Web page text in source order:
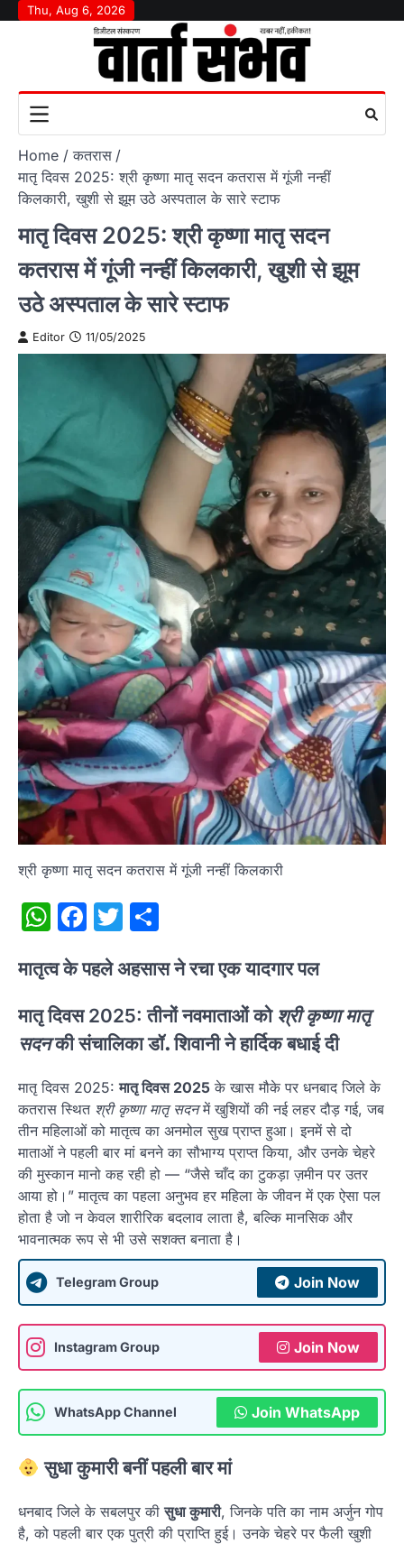
SkipThu, Aug 6, 2026
Home
कतरास
मातृ दिवस 2025: श्री कृष्णा मातृ सदन कतरास में गूंजी नन्हीं
किलकारी, खुशी से झूम उठे अस्पताल के सारे स्टाफ
मातृ दिवस 2025: श्री कृष्णा मातृ सदन
कतरास में गूंजी नन्हीं किलकारी, खुशी से झूम
उठे अस्पताल के सारे स्टाफ
Editor 11/05/2025
श्री कृष्णा मातृ सदन कतरास में गूंजी नन्हीं किलकारी
WhatsApp
Facebook
Twitter
मातृत्व के पहले अहसास ने रचा एक यादगार पल
मातृ दिवस 2025: तीनों नवमाताओं को श्री कृष्णा मातृ
सदनकी संचालिकाडॉ. शिवानीने हार्दिक बधाई दी
मातृ दिवस 2025:मातृ दिवस 2025 के खास मौके पर धनबाद जिले के
कतरास स्थित श्री कृष्णा मातृ सदनमें खुशियों की नई लहर दौड़ गई, जब
तीन महिलाओं को मातृत्व का अनमोल सुख प्राप्त हुआ। इनमें से दो
माताओं ने पहली बार मां बनने का सौभाग्य प्राप्त किया, और उनके चेहरे
की मुस्कान मानो कह रही हो — “जैसे चाँद का टुकड़ा ज़मीन पर उतर
आया हो।” मातृत्व का पहला अनुभव हर महिला के जीवन में एक ऐसा पल
होता है जो न केवल शारीरिक बदलाव लाता है, बल्कि मानसिक और
भावनात्मक रूप से भी उसे सशक्त बनाता है।
Telegram Group Join Now
Instagram Group Join Now
WhatsApp Channel Join WhatsApp
सुधा कुमारी बनीं पहली बार मां
धनबाद जिले के सबलपुर कीसुधा कुमारी, जिनके पति का नाम अर्जुन गोप
है, को पहली बार एक पुत्री की प्राप्ति हुई। उनके चेहरे पर फैली खुशी